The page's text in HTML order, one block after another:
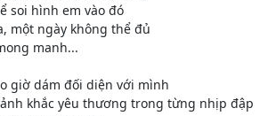
soi hình em vào đó
một ngày không thể đủ
manh...
giờ dám đối diện với mình
khắc yêu thương trong từng nhịp đập